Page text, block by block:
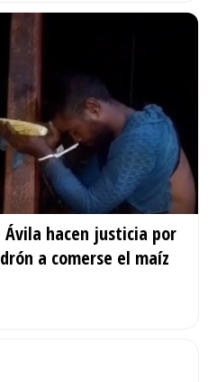
Ávila hacen justicia por
a comerse el maíz